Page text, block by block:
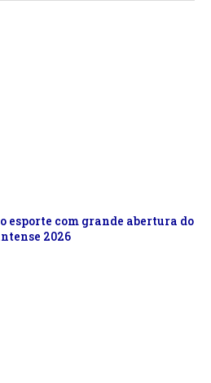
com grande abertura do
2026